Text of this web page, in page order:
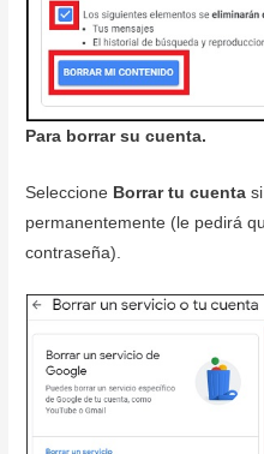
Para borrar su cuenta.
Seleccione Borrar tu cuenta
permanentemente (le pedirá
contraseña).